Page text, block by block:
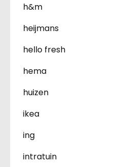
h&m
heijmans
hello fresh
hema
huizen
ikea
ing
intratuin